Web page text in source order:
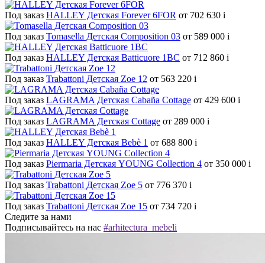
Под заказ HALLEY Детская Forever 6FOR от 702 630 i
Под заказ Tomasella Детская Composition 03 от 589 000 i
Под заказ HALLEY Детская Batticuore 1BC от 712 860 i
Под заказ Trabattoni Детская Zoe 12 от 563 220 i
Под заказ LAGRAMA Детская Cabaña Cottage от 429 600 i
Под заказ LAGRAMA Детская Cottage от 289 000 i
Под заказ HALLEY Детская Bebè 1 от 688 800 i
Под заказ Piermaria Детская YOUNG Collection 4 от 350 000 i
Под заказ Trabattoni Детская Zoe 5 от 776 370 i
Под заказ Trabattoni Детская Zoe 15 от 734 720 i
Следите за нами
Подписывайтесь на нас #arhitectura_mebeli